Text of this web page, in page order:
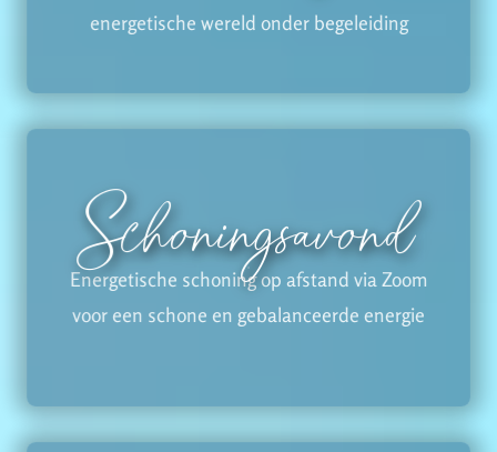
energetische wereld onder begeleiding
Schoningsavond
Energetische schoning op afstand via Zoom
voor een schone en gebalanceerde energie